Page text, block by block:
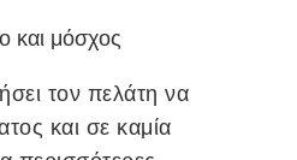
και μόσχος
τον πελάτη να
και σε καμία